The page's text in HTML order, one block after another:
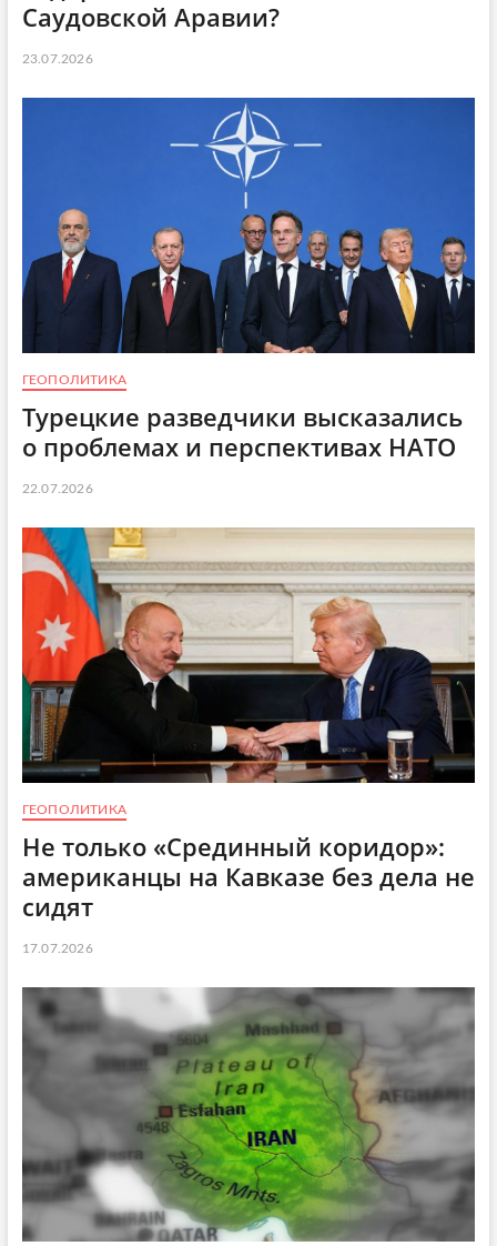
Саудовской Аравии?
23.07.2026
ГЕОПОЛИТИКА
Турецкие разведчики высказались
о проблемах и перспективах НАТО
22.07.2026
ГЕОПОЛИТИКА
Не только «Срединный коридор»:
американцы на Кавказе без дела не
сидят
17.07.2026